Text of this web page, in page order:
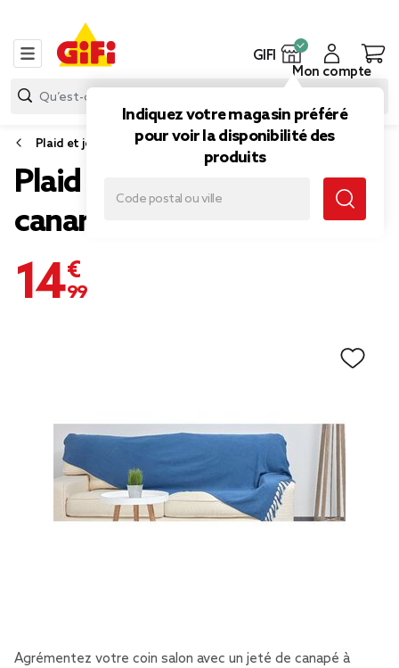
GIFI
Indiquez votre magasin préféré
pour voir la disponibilité des
produits
Mon compte
Plaid et jeté de canapé
Plaid à franges uni bleu
canard
14,99 €
Agrémentez votre coin salon avec un jeté de canapé à